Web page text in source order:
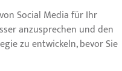
Social Media für Ihr
anzusprechen und den
zu entwickeln, bevor Sie